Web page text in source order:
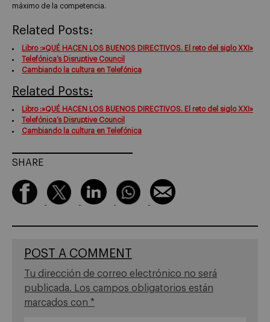
máximo de la competencia.
Related Posts:
Libro :»QUÉ HACEN LOS BUENOS DIRECTIVOS. El reto del siglo XXI»
Telefónica’s Disruptive Council
Cambiando la cultura en Telefónica
Related Posts:
Libro :»QUÉ HACEN LOS BUENOS DIRECTIVOS. El reto del siglo XXI»
Telefónica’s Disruptive Council
Cambiando la cultura en Telefónica
SHARE
POST A COMMENT
Tu dirección de correo electrónico no será
publicada.
Los campos obligatorios están
marcados con *